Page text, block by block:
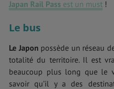
Japan Rail Pass est un must !
Le bus
Le Japon possède un réseau
totalité du territoire. Il est
beaucoup plus long que le
savoir qu’il y a des